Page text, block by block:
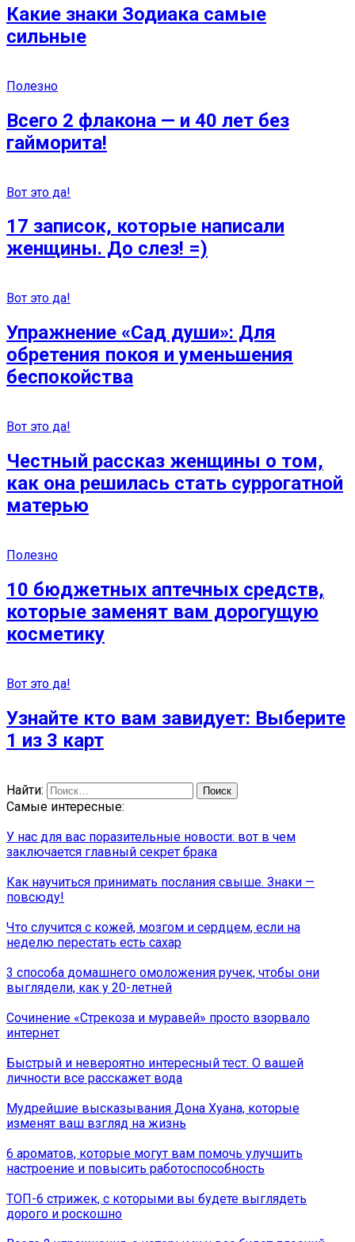
Какие знаки Зодиака самые
сильные
Полезно
Всего 2 флакона — и 40 лет без
гайморита!
Вот это да!
17 записок, которые написали
женщины. До слез! =)
Вот это да!
Упражнение «Сад души»: Для
обретения покоя и уменьшения
беспокойства
Вот это да!
Честный рассказ женщины о том,
как она решилась стать суррогатной
матерью
Полезно
10 бюджетных аптечных средств,
которые заменят вам дорогущую
косметику
Вот это да!
Узнайте кто вам завидует: Выберите
1 из 3 карт
Найти:
Самые интересные:
У нас для вас поразительные новости: вот в чем
заключается главный секрет брака
Как научиться принимать послания свыше. Знаки —
повсюду!
Что случится с кожей, мозгом и сердцем, если на
неделю перестать есть сахар
3 способа домашнего омоложения ручек, чтобы они
выглядели, как у 20-летней
Сочинение «Стрекоза и муравей» просто взорвало
интернет
Быстрый и невероятно интересный тест. О вашей
личности все расскажет вода
Мудрейшие высказывания Дона Хуана, которые
изменят ваш взгляд на жизнь
6 ароматов, которые могут вам помочь улучшить
настроение и повысить работоспособность
ТОП-6 стрижек, с которыми вы будете выглядеть
дорого и роскошно